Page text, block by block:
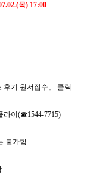
목) 17:00
기 원서접수」 클릭
라이(☎1544-7715)
불가함